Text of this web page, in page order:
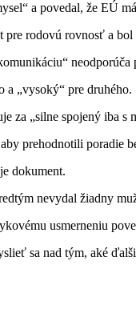
a povedal, že EÚ
rodovú rovnosť a
a „vysoký“ pre druhého.
za „silne spojený iba
prehodnotili poradie
dokument.
nevydal žiadny
usmerneniu
sa nad tým, aké